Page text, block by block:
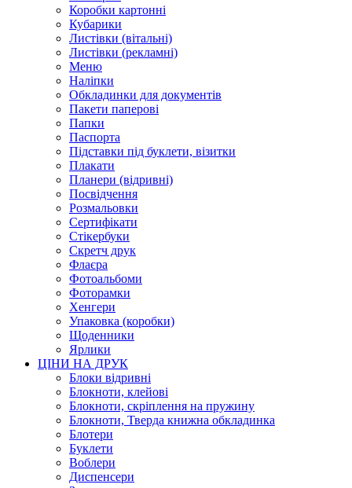
Коробки картонні
Кубарики
Листівки (вітальні)
Листівки (рекламні)
Меню
Наліпки
Обкладинки для документів
Пакети паперові
Папки
Паспорта
Підставки під буклети, візитки
Плакати
Планери (відривні)
Посвідчення
Розмальовки
Сертифікати
Стікербуки
Скретч друк
Флаєра
Фотоальбоми
Фоторамки
Хенгери
Упаковка (коробки)
Щоденники
Ярлики
ЦІНИ НА ДРУК
Блоки відривні
Блокноти, клейові
Блокноти, скріплення на пружину
Блокноти, Тверда книжна обкладинка
Блотери
Буклети
Воблери
Диспенсери